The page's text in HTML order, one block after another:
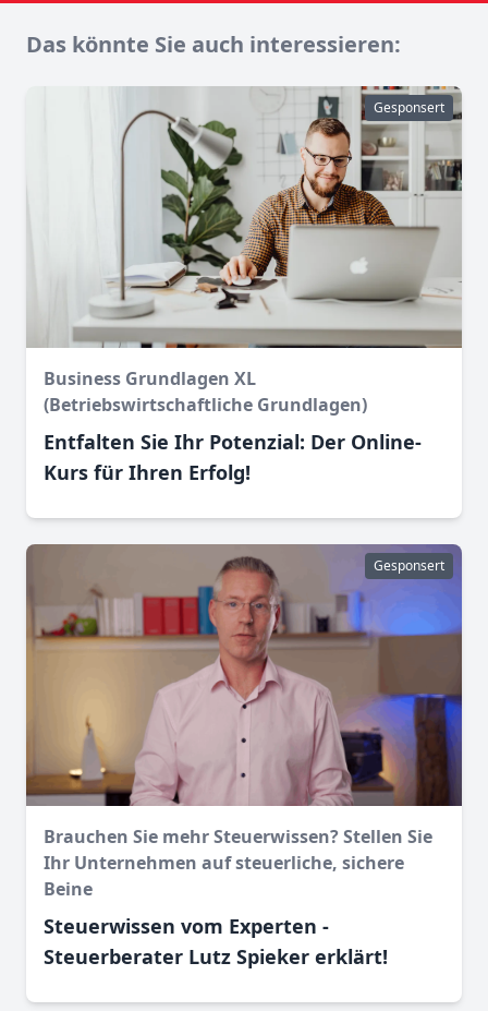
Das könnte Sie auch interessieren:
Gesponsert
Business Grundlagen XL
(Betriebswirtschaftliche Grundlagen)
Entfalten Sie Ihr Potenzial: Der Online-
Kurs für Ihren Erfolg!
Gesponsert
Brauchen Sie mehr Steuerwissen? Stellen Sie
Ihr Unternehmen auf steuerliche, sichere
Beine
Steuerwissen vom Experten -
Steuerberater Lutz Spieker erklärt!